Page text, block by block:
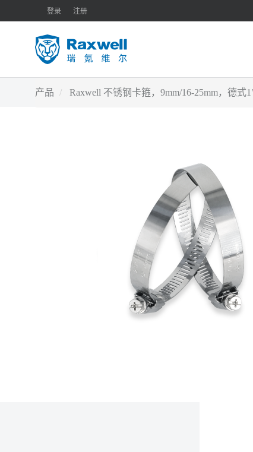
登录 注册
产品 Raxwell 不锈钢卡箍，9mm/16-25mm，德式